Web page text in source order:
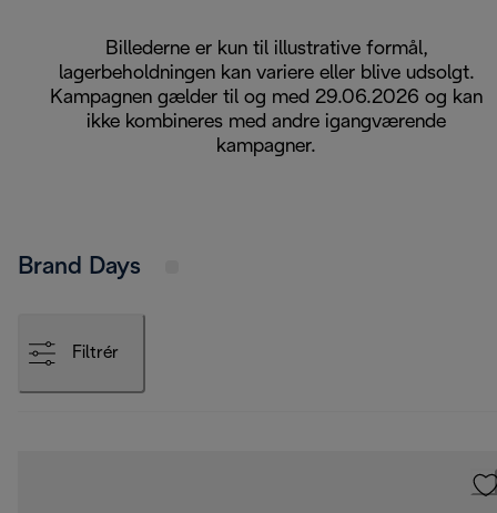
Billederne er kun til illustrative formål,
lagerbeholdningen kan variere eller blive udsolgt.
Kampagnen gælder til og med 29.06.2026 og kan
ikke kombineres med andre igangværende
kampagner.
Brand Days
Filtrér